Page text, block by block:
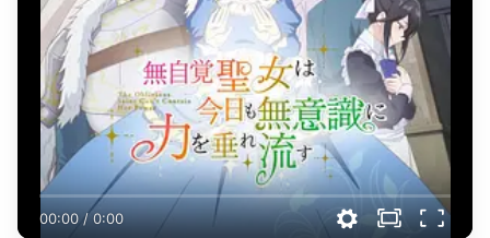
00:00/0:00